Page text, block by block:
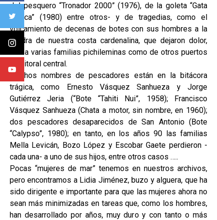
del pesquero “Tronador 2000” (1976), de la goleta “Gata
Blanca” (1980) entre otros- y de tragedias, como el
volcamiento de decenas de botes con sus hombres a la
cuadra de nuestra costa cardenalina, que dejaron dolor,
luto a varias familias pichileminas como de otros puertos
del litoral central.
Muchos nombres de pescadores están en la bitácora
trágica, como Ernesto Vásquez Sanhueza y Jorge
Gutiérrez Jeria (“Bote “Tahiti Nui”, 1958); Francisco
Vásquez Sanhueza (Chata a motor, sin nombre, en 1960);
dos pescadores desaparecidos de San Antonio (Bote
“Calypso”, 1980); en tanto, en los años 90 las familias
Mella Levicán, Bozo López y Escobar Gaete perdieron -
cada una- a uno de sus hijos, entre otros casos …..
Pocas “mujeres de mar” tenemos en nuestros archivos,
pero encontramos a Lidia Jiménez, buzo y alguera, que ha
sido dirigente e importante para que las mujeres ahora no
sean más minimizadas en tareas que, como los hombres,
han desarrollado por años, muy duro y con tanto o más